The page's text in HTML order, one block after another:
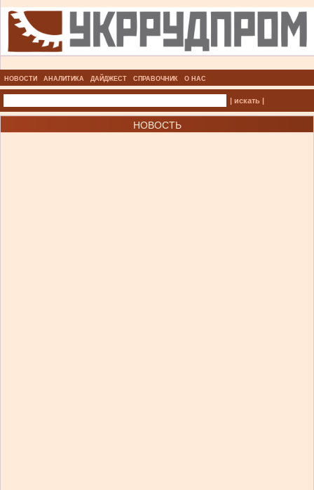
НОВОСТИ АНАЛИТИКА ДАЙДЖЕСТ СПРАВОЧНИК О НАС
| искать |
НОВОСТЬ